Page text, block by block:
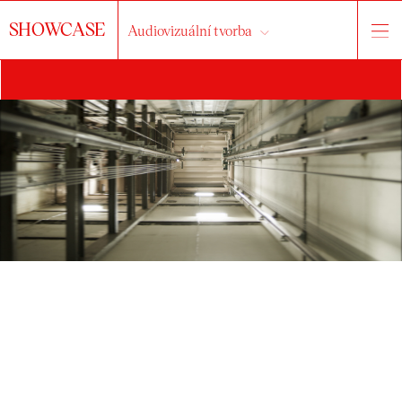
SHOWCASE Audiovizuální tvorba